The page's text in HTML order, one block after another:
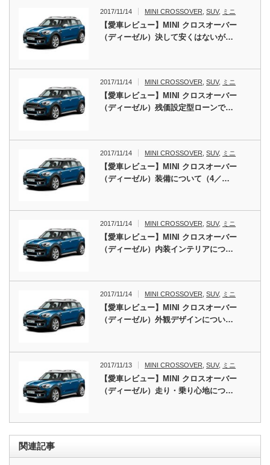
2017/11/14 MINI CROSSOVER ,SUV, ミニ
【愛車レビュー】MINI クロスオーバー
（ディーゼル）決して安くはないが…
2017/11/14 MINI CROSSOVER ,SUV, ミニ
【愛車レビュー】MINI クロスオーバー
（ディーゼル）残価設定型ローンで…
2017/11/14 MINI CROSSOVER ,SUV, ミニ
【愛車レビュー】MINI クロスオーバー
（ディーゼル）装備について（4／…
2017/11/14 MINI CROSSOVER ,SUV, ミニ
【愛車レビュー】MINI クロスオーバー
（ディーゼル）内装インテリアにつ…
2017/11/14 MINI CROSSOVER,SUV, ミニ
【愛車レビュー】MINI クロスオーバー
（ディーゼル）外観デザインについ…
2017/11/13 MINI CROSSOVER ,SUV, ミニ
【愛車レビュー】MINI クロスオーバー
（ディーゼル）走り・乗り心地につ…
関連記事